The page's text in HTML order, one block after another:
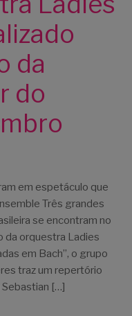
da
do
em espetáculo que
Três grandes
se encontram no
da orquestra Ladies
em Bach”, o grupo
traz um repertório
[…]